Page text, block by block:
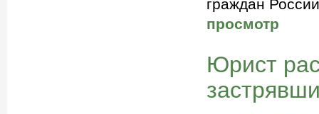
граждан
просмотр
Юрист